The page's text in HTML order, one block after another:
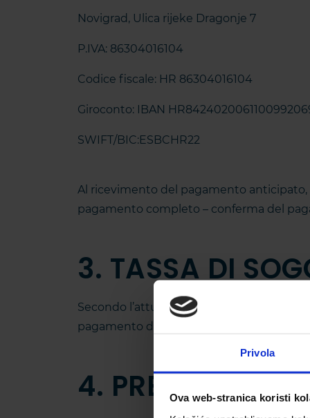
Privola
Ova web-stranica koristi
Novigrad, Ulica rijeke Dragonje 7
P.IVA: 86304016104
Codice fiscale: HR 86304016104
Giroconto: IBAN
SWIFT/BIC:ESBCHR22
Al ricevimento del pagamento anticipato,
pagamento completo – conferma del
3. TASSA DI
Secondo l’attuale legge sulla tassa di
pagamento del servizio di alloggio, che è
4. PREZZO UNITÀ